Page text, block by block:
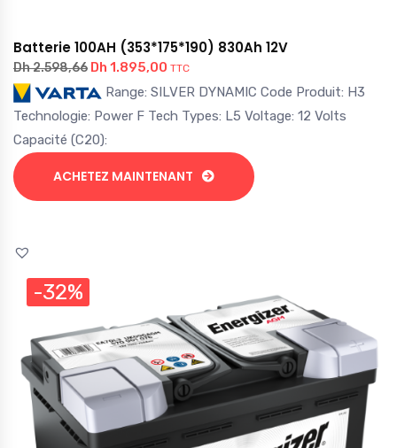
Batterie 100AH (353*175*190) 830Ah 12V
Dh2.598,66 Dh 1.895,00 TTC
Range: SILVER DYNAMIC Code Produit: H3
Technologie: Power F Tech Types: L5 Voltage: 12 Volts
Capacité (C20):
ACHETEZ MAINTENANT
-32%